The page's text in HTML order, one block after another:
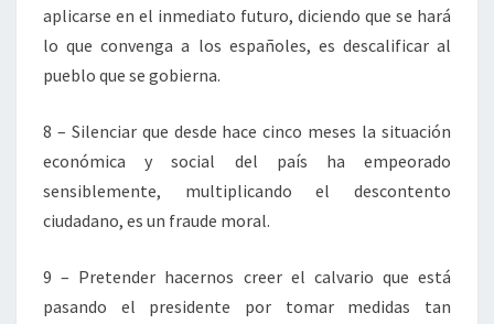
aplicarse en el inmediato futuro, diciendo que se hará
lo que convenga a los españoles, es descalificar al
pueblo que se gobierna.
8 – Silenciar que desde hace cinco meses la situación
económica y social del país ha empeorado
sensiblemente, multiplicando el descontento
ciudadano, es un fraude moral.
9 – Pretender hacernos creer el calvario que está
pasando el presidente por tomar medidas tan